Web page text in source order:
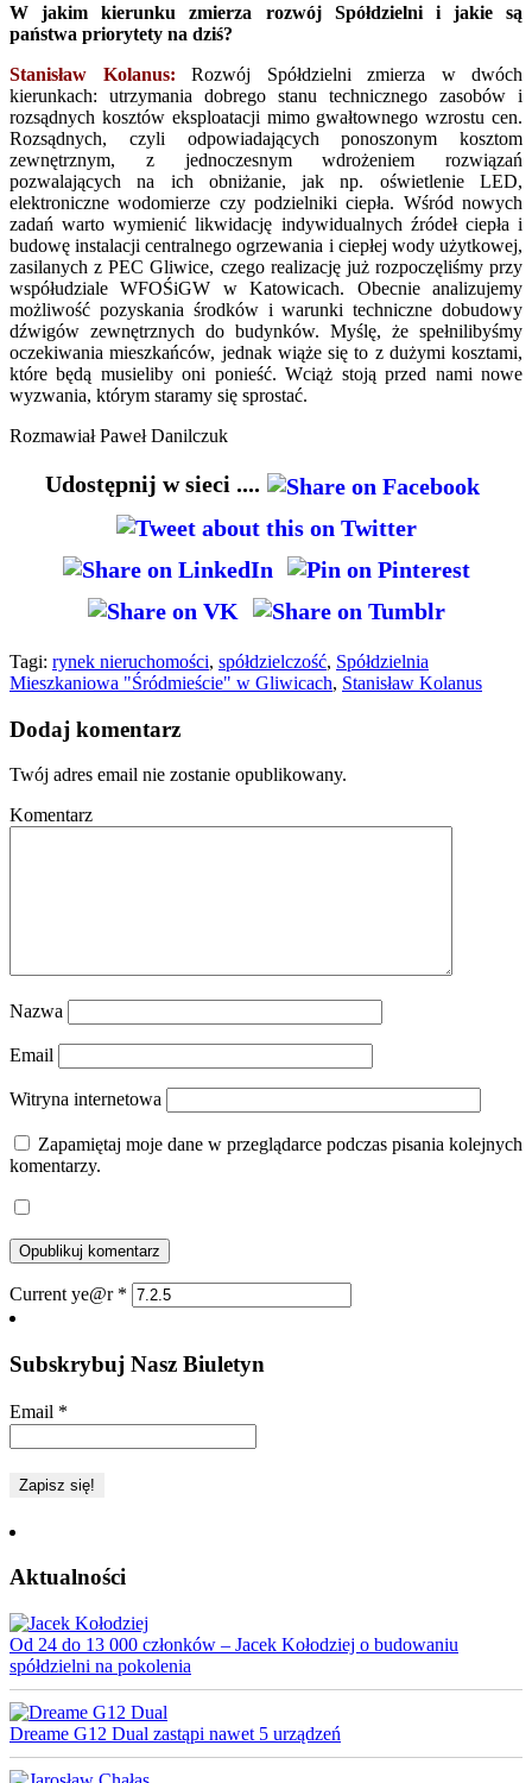
W jakim kierunku zmierza rozwój Spółdzielni i jakie są
państwa priorytety na dziś?
Stanisław Kolanus:
Rozwój Spółdzielni zmierza w dwóch
kierunkach: utrzymania dobrego stanu technicznego zasobów i
rozsądnych kosztów eksploatacji mimo gwałtownego wzrostu cen.
Rozsądnych, czyli odpowiadających ponoszonym kosztom
zewnętrznym, z jednoczesnym wdrożeniem rozwiązań
pozwalających na ich obniżanie, jak np. oświetlenie LED,
elektroniczne wodomierze czy podzielniki ciepła. Wśród nowych
zadań warto wymienić likwidację indywidualnych źródeł ciepła i
budowę instalacji centralnego ogrzewania i ciepłej wody użytkowej,
zasilanych z PEC Gliwice, czego realizację już rozpoczęliśmy przy
współudziale WFOŚiGW w Katowicach. Obecnie analizujemy
możliwość pozyskania środków i warunki techniczne dobudowy
dźwigów zewnętrznych do budynków. Myślę, że spełnilibyśmy
oczekiwania mieszkańców, jednak wiąże się to z dużymi kosztami,
które będą musieliby oni ponieść. Wciąż stoją przed nami nowe
wyzwania, którym staramy się sprostać.
Rozmawiał Paweł Danilczuk
Udostępnij w sieci ....
Tagi: rynek nieruchomości, spółdzielczość, Spółdzielnia
Mieszkaniowa "Śródmieście" w Gliwicach, Stanisław Kolanus
Dodaj komentarz
Twój adres email nie zostanie opublikowany.
Komentarz
Nazwa
Email
Witryna internetowa
Zapamiętaj moje dane w przeglądarce podczas pisania kolejnych
komentarzy.
Current ye@r *
Subskrybuj Nasz Biuletyn
Email *
Aktualności
Od 24 do 13 000 członków – Jacek Kołodziej o budowaniu
spółdzielni na pokolenia
Dreame G12 Dual zastąpi nawet 5 urządzeń